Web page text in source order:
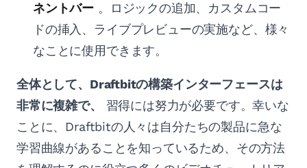
ネントバー 。ロジックの追加、カスタムコー
ドの挿入、ライブプレビューの実施など、様々
なことに使用できます。
全体として、Draftbitの構築インターフェースは
非常に複雑で、
習得には努力が必要です。幸いな
ことに、Draftbitの人々は自分たちの製品に急な
学習曲線があることを知っているため、その方法